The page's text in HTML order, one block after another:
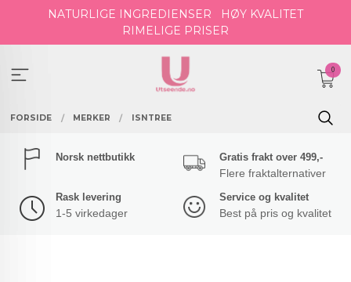
NATURLIGE INGREDIENSER
HØY KVALITET
RIMELIGE PRISER
0
FORSIDE MERKER ISNTREE
Norsk nettbutikk Gratis frakt over 499,-
Flere fraktalternativer
Rask levering
1-5 virkedager
Service og kvalitet
Best på pris og kvalitet